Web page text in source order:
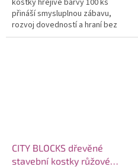
kostky hřejivé barvy 100 ks
přináší smysluplnou zábavu,
rozvoj dovedností a hraní bez
obrazovek.
CITY BLOCKS dřevěné
stavební kostky růžové